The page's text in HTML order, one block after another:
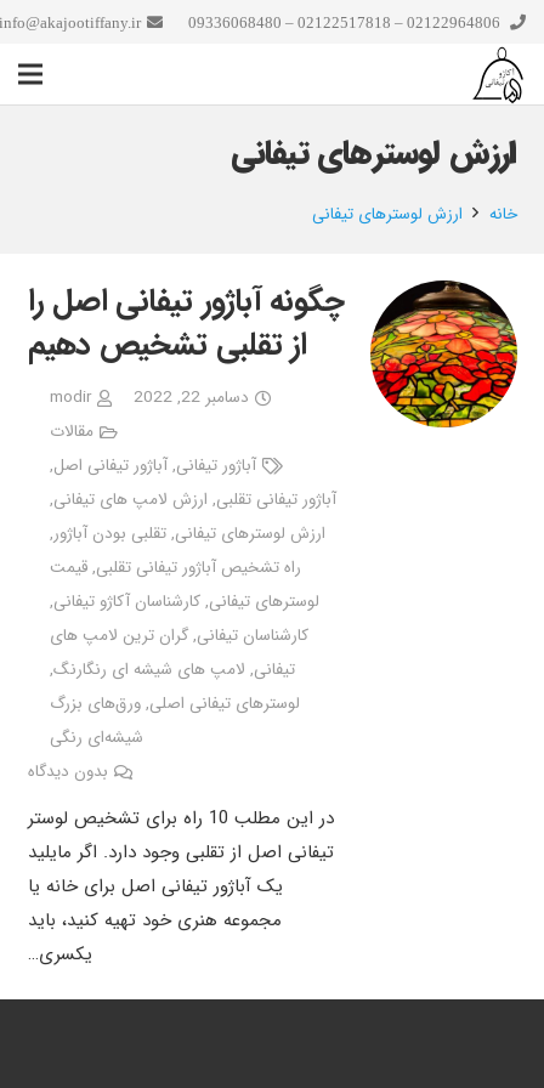
ارزش لوسترهای تیفانی
خانه ارزش لوسترهای تیفانی
چگونه آباژور تیفانی اصل را
از تقلبی تشخیص دهیم
دسامبر 22, 2022
modir
مقالات
آباژور تیفانی,آباژور تیفانی اصل,
آباژور تیفانی تقلبی, ارزش لامپ های تیفانی,
ارزش لوسترهای تیفانی,تقلبی بودن آباژور,
راه تشخیص آباژور تیفانی تقلبی,قیمت
لوسترهای تیفانی,کارشناسان آکاژو تیفانی,
کارشناسان تیفانی,گران ترین لامپ های
تیفانی, لامپ های شیشه ای رنگارنگ,
لوسترهای تیفانی اصلی,ورق‌های بزرگ
شیشه‌ای رنگی
بدون دیدگاه
در این مطلب 10 راه برای تشخیص لوستر
تیفانی اصل از تقلبی وجود دارد. اگر مایلید
یک آباژور تیفانی اصل برای خانه یا
مجموعه هنری خود تهیه کنید، باید
یکسری…